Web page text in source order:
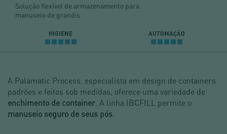
Solução flexível de armazenamento para
manuseio de granéis
HIGIENE AUTOMAÇÃO
A Palamatic Process, especialista em design de containers
padrões e feitos sob medidas, oferece uma variedade de
enchimento de container. A linha IBCFILL permite o
manuseio seguro de seus pós.